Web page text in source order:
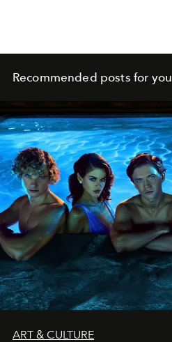
Recommended posts for you
ART & CULTURE